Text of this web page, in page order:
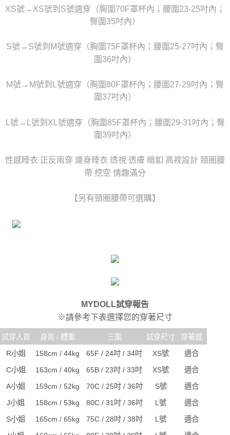
易，需依本服務之必要範圍內提供個人資料，並將交易相關給付款項請求債
權轉讓予恩沛科技股份有限公司。
２．關於個人資料處理事宜，請瀏覽以下網址：
３．未成年的使用者請事先徵得法定代理人或監護人之同意方可使用
「AFTEE先享後付」，若未經同意申辦者引起之損失，本公司不負相關責
時審查核予不同之上限額度；若仍有額度不足之情形，本公司將視審查結果
５．嚴禁一人註冊多個帳號或使用他人資訊註冊。若發現惡意使用之情形，
7-11取貨付款
每筆NT$80
每筆NT$80，滿NT$6,000(含以上)免運費
每筆NT$120
XS號→XS號到S號適穿（胸圍70F罩杯內；腰圍23-25吋內；
臀圍35吋內）
S號→S號到M號適穿（胸圍75F罩杯內；腰圍25-27吋內；臀
圍36吋內）
M號→M號到L號適穿（胸圍80F罩杯內；腰圍27-29吋內；臀
圍37吋內）
L號→L號到XL號適穿（胸圍85F罩杯內；腰圍29-31吋內；臀
圍39吋內）
性感睡衣 正反兩穿 連身睡衣 透視 透膚 暗釦 高衩設計 頸圈腰
帶 挖空 情趣滿分
【另有頸圈腰帶可選購】
MYDOLL試穿報告
※請參考下表選擇您的穿著尺寸
試穿人員 身高 / 體重 三圍 試穿尺寸
穿著感
R小姐
158cm / 44kg 65F / 24吋 / 34吋 XS號
適合
C小姐
163cm / 40kg 65B / 23吋 / 33吋 XS號
適合
A小姐
159cm / 52kg 70C / 25吋 / 36吋 S號
適合
J小姐
158cm / 53kg 80C / 31吋 / 36吋 L號
適合
S小姐
165cm / 65kg 75C / 28吋 / 38吋 L號
適合